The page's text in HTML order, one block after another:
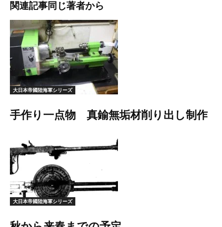
関連記事同じ著者から
大日本帝國陸海軍シリーズ
手作り一点物 真鍮無垢材削り出し制作
大日本帝國陸海軍シリーズ